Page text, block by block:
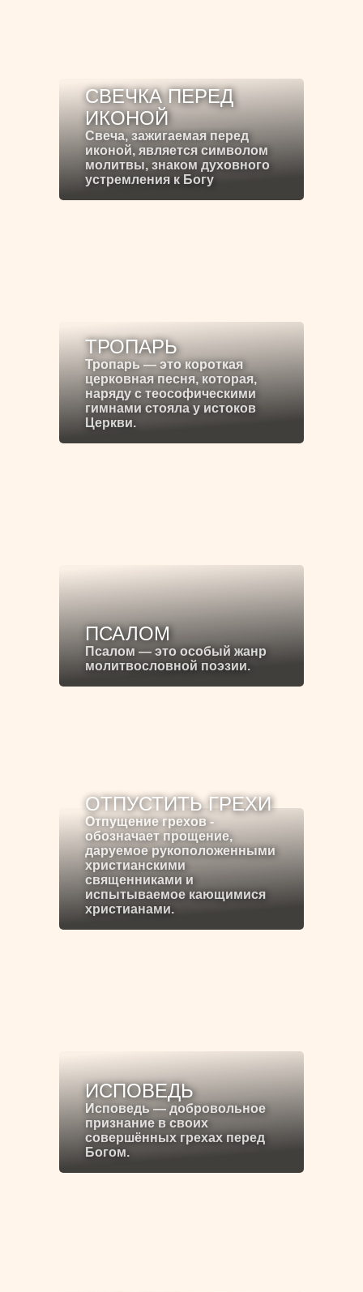
СВЕЧКА ПЕРЕД
ИКОНОЙ
Свеча, зажигаемая перед
иконой, является символом
молитвы, знаком духовного
устремления к Богу
ТРОПАРЬ
Тропарь — это короткая
церковная песня, которая,
наряду с теософическими
гимнами стояла у истоков
Церкви.
ПСАЛОМ
Псалом — это особый жанр
молитвословной поэзии.
ОТПУСТИТЬ ГРЕХИ
Отпущение грехов -
обозначает прощение,
даруемое рукоположенными
христианскими
священниками и
испытываемое кающимися
христианами.
ИСПОВЕДЬ
Исповедь — добровольное
признание в своих
совершённых грехах перед
Богом.